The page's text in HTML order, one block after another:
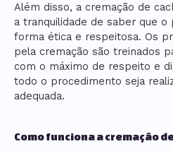
Além disso, a cremação de
a tranquilidade de saber que
forma ética e respeitosa. Os
pela cremação são treinados
com o máximo de respeito e
todo o procedimento seja
adequada.
Como funciona a cremação